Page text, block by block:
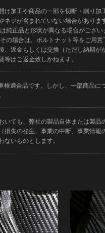
加工や商品の一部を切断・削り加
ジが含まれていない場合がありま
純正品と形状が異なる場合がござ
の場合は、ボルトナット等をご用
返金もしくは交換（ただし納期が
はご返金致しかねます。
適合品です。しかし、一部商品に
いても、弊社の製品自体または製品
損失の発生、事業の中断、事業情報
ないものとします。